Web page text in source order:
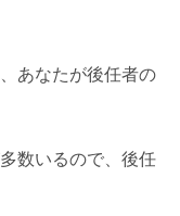
あなたが後任者の
数いるので、後任